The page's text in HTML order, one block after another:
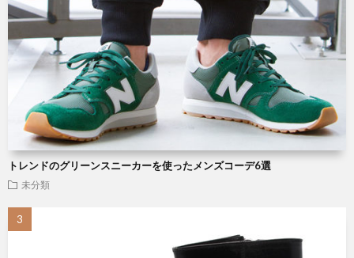
トレンドのグリーンスニーカーを使ったメンズコーデ6選
未分類